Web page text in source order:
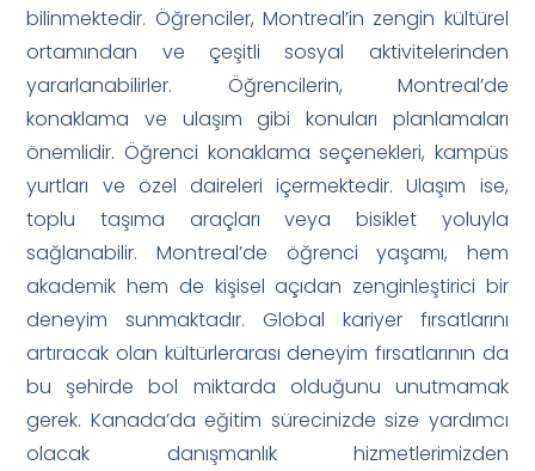
bilinmektedir. Öğrenciler, Montreal’in zengin kültürel
ortamından ve çeşitli sosyal aktivitelerinden
yararlanabilirler. Öğrencilerin, Montreal’de
konaklama ve ulaşım gibi konuları planlamaları
önemlidir. Öğrenci konaklama seçenekleri, kampüs
yurtları ve özel daireleri içermektedir. Ulaşım ise,
toplu taşıma araçları veya bisiklet yoluyla
sağlanabilir. Montreal’de öğrenci yaşamı, hem
akademik hem de kişisel açıdan zenginleştirici bir
deneyim sunmaktadır. Global kariyer fırsatlarını
artıracak olan kültürlerarası deneyim fırsatlarının da
bu şehirde bol miktarda olduğunu unutmamak
gerek. Kanada’da eğitim sürecinizde size yardımcı
olacak danışmanlık hizmetlerimizden